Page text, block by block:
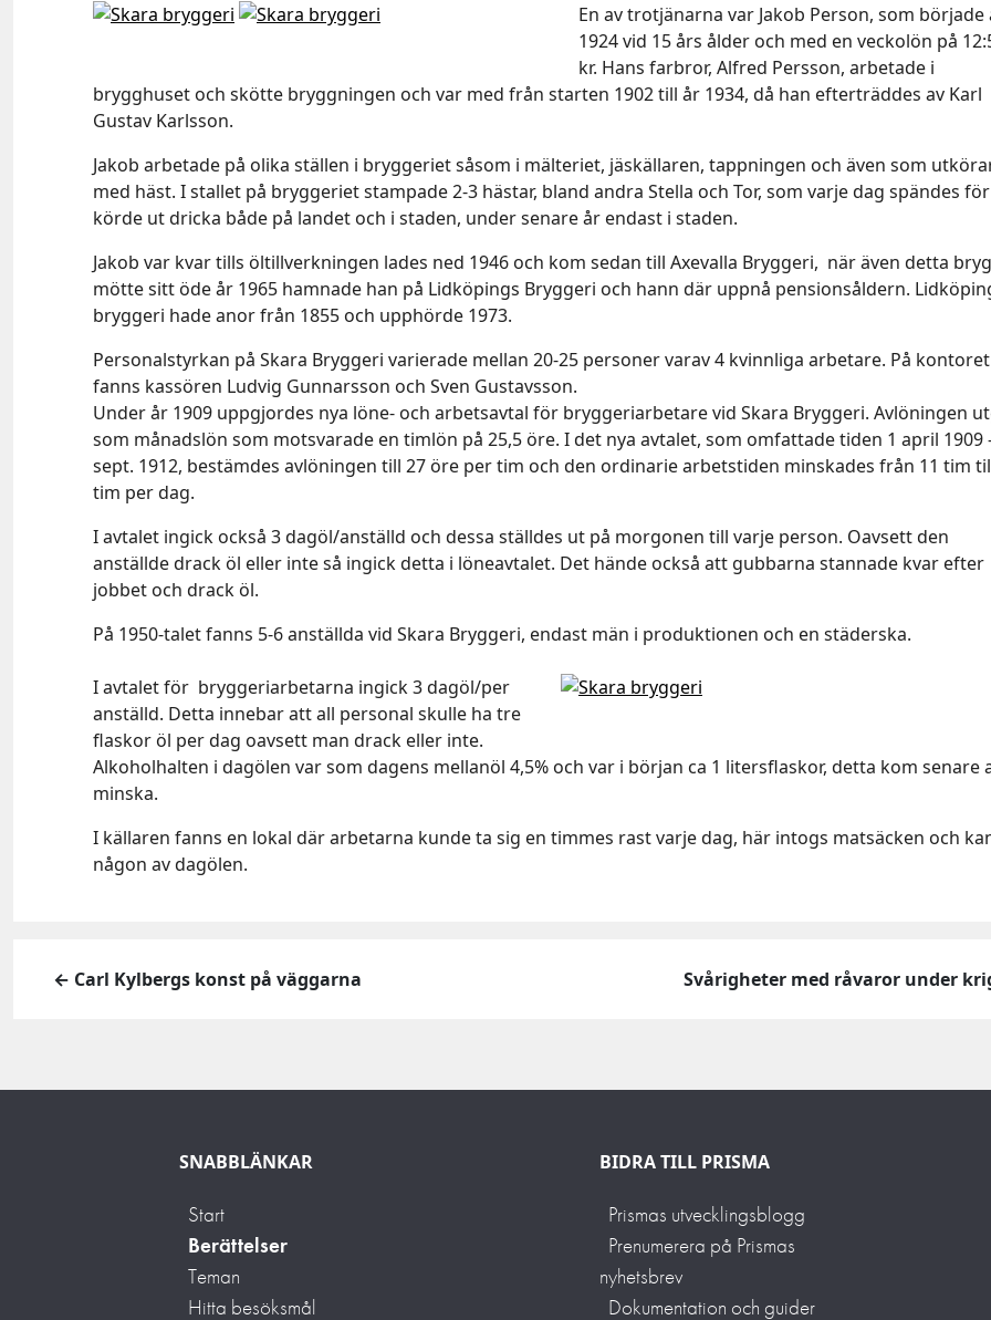
En av trotjänarna var Jakob Person, som började
1924 vid 15 års ålder och med en veckolön på
kr. Hans farbror, Alfred Persson, arbetade i
brygghuset och skötte bryggningen och var med från starten 1902 till år 1934, då han efterträddes av Karl
Gustav Karlsson.
Jakob arbetade på olika ställen i bryggeriet såsom i mälteriet, jäskällaren, tappningen och även som
med häst. I stallet på bryggeriet stampade 2-3 hästar, bland andra Stella och Tor, som varje dag spändes
körde ut dricka både på landet och i staden, under senare år endast i staden.
Jakob var kvar tills öltillverkningen lades ned 1946 och kom sedan till Axevalla Bryggeri, när även detta
mötte sitt öde år 1965 hamnade han på Lidköpings Bryggeri och hann där uppnå pensionsåldern.
bryggeri hade anor från 1855 och upphörde 1973.
Personalstyrkan på Skara Bryggeri varierade mellan 20-25 personer varav 4 kvinnliga arbetare. På kontoret
fanns kassören Ludvig Gunnarsson och Sven Gustavsson.
Under år 1909 uppgjordes nya löne- och arbetsavtal för bryggeriarbetare vid Skara Bryggeri. Avlöningen
som månadslön som motsvarade en timlön på 25,5 öre. I det nya avtalet, som omfattade tiden 1 april 1909
sept. 1912, bestämdes avlöningen till 27 öre per tim och den ordinarie arbetstiden minskades från 11 tim
tim per dag.
I avtalet ingick också 3 dagöl/anställd och dessa ställdes ut på morgonen till varje person. Oavsett den
anställde drack öl eller inte så ingick detta i löneavtalet. Det hände också att gubbarna stannade kvar efter
jobbet och drack öl.
På 1950-talet fanns 5-6 anställda vid Skara Bryggeri, endast män i produktionen och en städerska.
I avtalet för bryggeriarbetarna ingick 3 dagöl/per
anställd. Detta innebar att all personal skulle ha tre
flaskor öl per dag oavsett man drack eller inte.
Alkoholhalten i dagölen var som dagens mellanöl 4,5% och var i början ca 1 litersflaskor, detta kom senare
minska.
I källaren fanns en lokal där arbetarna kunde ta sig en timmes rast varje dag, här intogs matsäcken och
någon av dagölen.
← Carl Kylbergs konst på väggarna Svårigheter med råvaror under
SNABBLÄNKAR
Start
Berättelser
Teman
Hitta besöksmål
BIDRA TILL PRISMA
Prismas utvecklingsblogg
Prenumerera på Prismas
nyhetsbrev
Dokumentation och guider